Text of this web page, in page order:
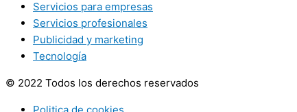
Servicios para empresas
Servicios profesionales
Publicidad y marketing
Tecnología
© 2022 Todos los derechos reservados